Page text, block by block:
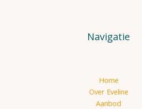
Navigatie
Home
Over Eveline
Aanbod